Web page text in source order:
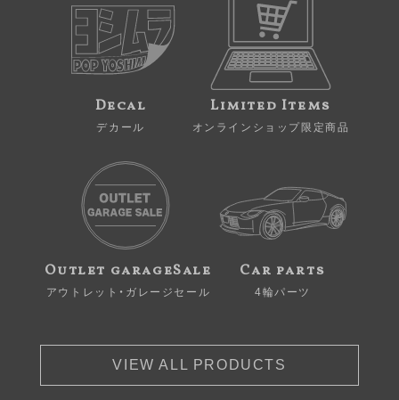
Decal
デカール
Limited Items
オンラインショップ限定商品
Outlet garageSale
アウトレット・ガレージセール
Car parts
4輪パーツ
VIEW ALL PRODUCTS